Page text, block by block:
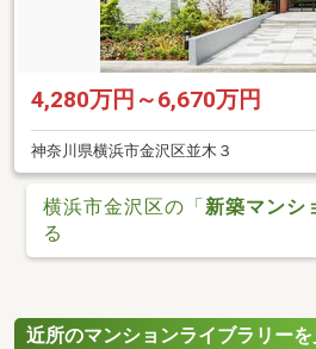
4,280万円～6,670万円
神奈川県横浜市金沢区並木３
横浜市金沢区の「新築マンシ
る
近所のマンションライブラリーを